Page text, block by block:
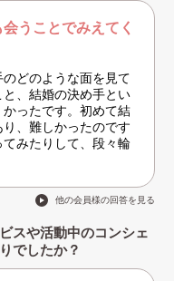
うことでみえてく
どのような面を見て
、結婚の決め手とい
ったです。初めて結
、難しかったのです
みたりして、段々輪
他の会員様の回答を見る
スや活動中のコンシェ
でしたか？